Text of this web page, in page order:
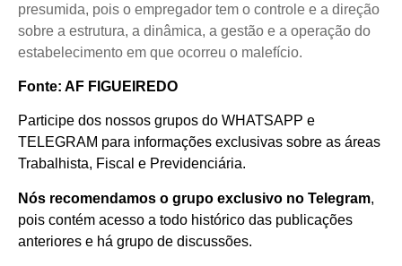
presumida, pois o empregador tem o controle e a direção
sobre a estrutura, a dinâmica, a gestão e a operação do
estabelecimento em que ocorreu o malefício.
Fonte: AF FIGUEIREDO
Participe dos nossos grupos do WHATSAPP e
TELEGRAM para informações exclusivas sobre as áreas
Trabalhista, Fiscal e Previdenciária.
Nós recomendamos o grupo exclusivo no Telegram,
pois contém acesso a todo histórico das publicações
anteriores e há grupo de discussões.